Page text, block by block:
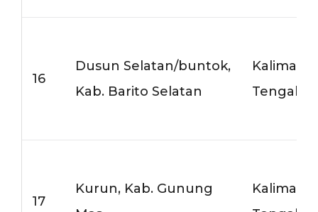
16
Dusun Selatan/buntok,
Kab. Barito Selatan
Tengah
17
Kurun, Kab. Gunung